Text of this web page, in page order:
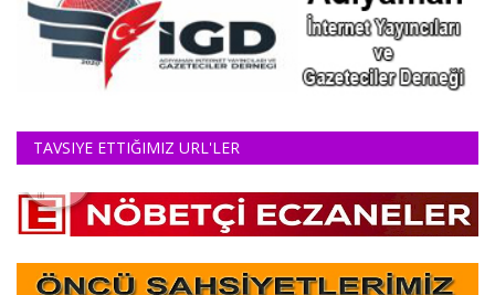
TAVSIYE ETTIĞIMIZ URL'LER